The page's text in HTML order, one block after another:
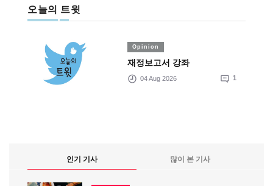
오늘의 트윗
Opinion
재정보고서 강좌
04 Aug 2026 1
인기 기사 많이 본 기사